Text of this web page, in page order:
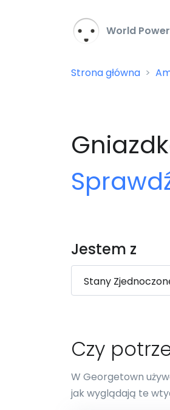
World
Strona główna
Jestem z
Czy
W Georgetown
jak wyglądają te